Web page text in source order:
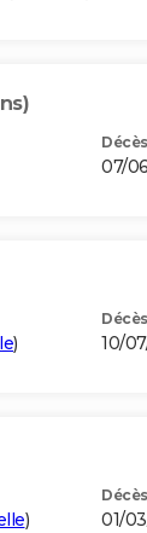
Décès
07/
)
Décès
10/
)
Décès
01/